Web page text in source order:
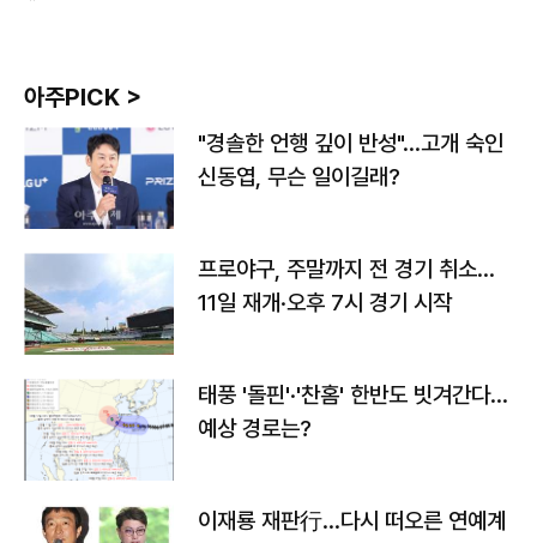
아주PICK >
"경솔한 언행 깊이 반성"…고개 숙인
신동엽, 무슨 일이길래?
프로야구, 주말까지 전 경기 취소…
11일 재개·오후 7시 경기 시작
태풍 '돌핀'·'찬홈' 한반도 빗겨간다…
예상 경로는?
이재룡 재판行…다시 떠오른 연예계